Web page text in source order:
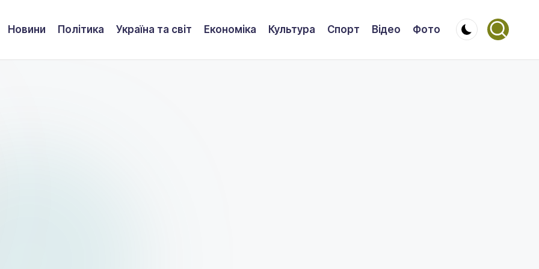
Новини Політика Україна та світ Економіка Культура Спорт Відео Фото